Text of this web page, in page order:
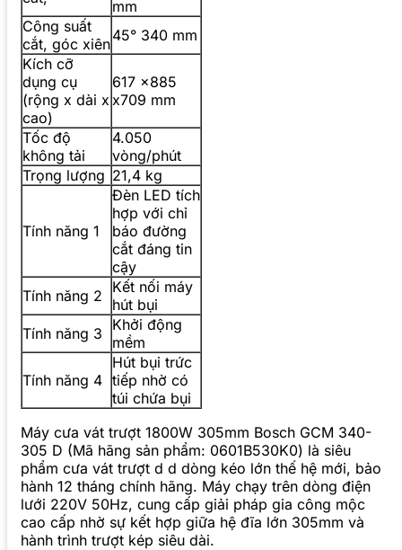
mm
Công suất
cắt, góc xiên45° 340 mm
Kích cỡ
dụng cụ
(rộng x dài x
cao)
617 x885
x709 mm
Tốc độ
không tải
4.050
vòng/phút
Trọng lượng 21,4 kg
Tính năng 1
Đèn LED tích
hợp với chỉ
báo đường
cắt đáng tin
cậy
Tính năng 2
Kết nối máy
hút bụi
Tính năng 3
Khởi động
mềm
Tính năng 4
Hút bụi trức
tiếp nhờ có
túi chứa bụi
Máy cưa vát trượt 1800W 305mm Bosch GCM 340-
305 D (Mã hãng sản phẩm: 0601B530K0) là siêu
phẩm cưa vát trượt d d dòng kéo lớn thế hệ mới, bảo
hành 12 tháng chính hãng. Máy chạy trên dòng điện
lưới 220V 50Hz, cung cấp giải pháp gia công mộc
cao cấp nhờ sự kết hợp giữa hệ đĩa lớn 305mm và
hành trình trượt kép siêu dài.